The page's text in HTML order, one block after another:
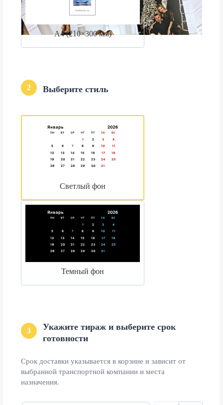
А4 (210×300 мм)
2 Выберите стиль
Светлый фон
Темный фон
3
Укажите тираж и выберите срок
готовности
Срок доставки указывается в корзине и зависит от
выбранной транспортной компании и места
назначения.